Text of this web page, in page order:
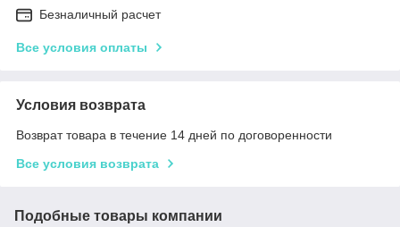
Безналичный расчет
Все условия оплаты
Условия возврата
Возврат товара в течение 14 дней по договоренности
Все условия возврата
Подобные товары компании